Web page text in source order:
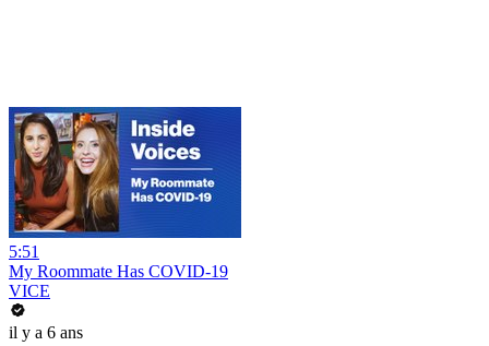
5:51
My Roommate Has COVID-19
VICE
il y a 6 ans